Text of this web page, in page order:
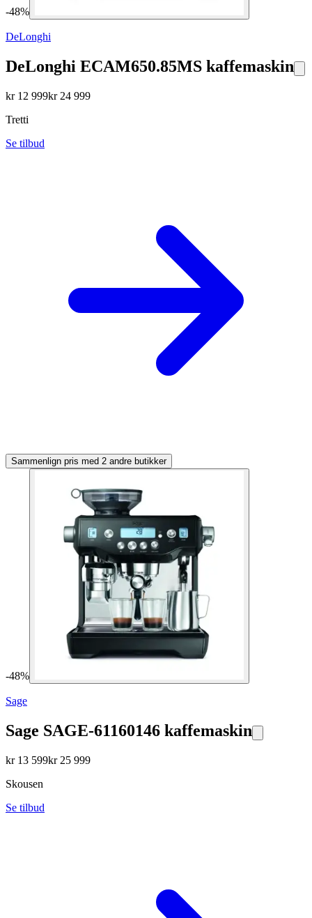
-48%
DeLonghi
DeLonghi ECAM650.85MS kaffemaskin
kr 12 999kr 24 999
Tretti
Se tilbud
Sammenlign pris med 2 andre butikker
-48%
Sage
Sage SAGE-61160146 kaffemaskin
kr 13 599kr 25 999
Skousen
Se tilbud